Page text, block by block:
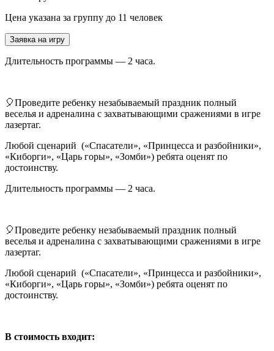
Цена указана за группу до 11 человек
Заявка на игру
Длительность программы — 2 часа.
🎈Проведите ребенку незабываемый праздник полный
веселья и адреналина с захватывающими сражениями в игре
лазертаг.
Любой сценарий («Спасатели», «Принцесса и разбойники»,
«Киборги», «Царь горы», «Зомби») ребята оценят по
достоинству.
Длительность программы — 2 часа.
🎈Проведите ребенку незабываемый праздник полный
веселья и адреналина с захватывающими сражениями в игре
лазертаг.
Любой сценарий («Спасатели», «Принцесса и разбойники»,
«Киборги», «Царь горы», «Зомби») ребята оценят по
достоинству.
В стоимость входит: